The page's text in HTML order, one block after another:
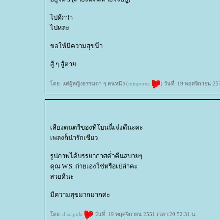
ไปดีกว่า
ไปหละ
ขอให้มีความสุขน๊า
สู้ ๆ สู้ตา
ดย: แค่ผู้หญิงธรรมดา ๆ คนหนึ่ง (minporee ) วันที่: 19 พฤศจิกายน
เสียงตนตรีของทีโบนนี่เจ๋งดีนะคะ
เพลงก็น่ารักเชียว
รูปภาพได้บรรยากาศค่ำคืนสบายๆ
คุณ W.S. ถ่ายเองใช่หรือเปล่าคะ
สวยดีนะ
มีความสุขมากมากค่ะ
ดย: discipula วันที่: 19 พฤศจิกายน 2551 เวลา:20:52:31 น.